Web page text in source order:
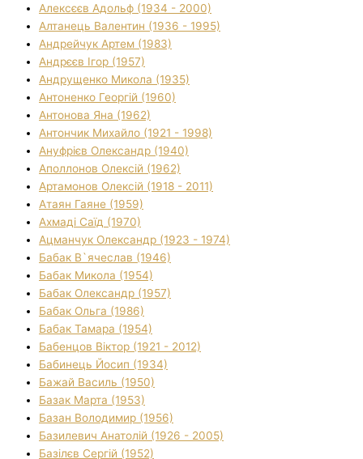
Алексєєв Адольф (1934 - 2000)
Алтанець Валентин (1936 - 1995)
Андрейчук Артем (1983)
Андрєєв Ігор (1957)
Андрущенко Микола (1935)
Антоненко Георгій (1960)
Антонова Яна (1962)
Антончик Михайло (1921 - 1998)
Ануфрієв Олександр (1940)
Аполлонов Олексій (1962)
Артамонов Олексій (1918 - 2011)
Атаян Гаяне (1959)
Ахмаді Саїд (1970)
Ацманчук Олександр (1923 - 1974)
Бабак В`ячеслав (1946)
Бабак Микола (1954)
Бабак Олександр (1957)
Бабак Ольга (1986)
Бабак Тамара (1954)
Бабенцов Віктор (1921 - 2012)
Бабинець Йосип (1934)
Бажай Василь (1950)
Базак Марта (1953)
Базан Володимир (1956)
Базилевич Анатолій (1926 - 2005)
Базілєв Сергій (1952)